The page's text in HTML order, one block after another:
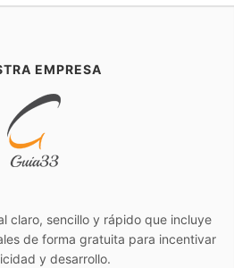
EMPRESA
claro, sencillo y rápido que incluye
de forma gratuita para incentivar
y desarrollo.